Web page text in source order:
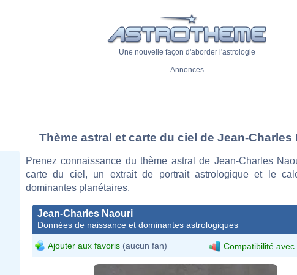
Une nouvelle façon d'aborder l'astrologie
Annonces
Thème astral et carte du ciel de Jean-Charles
Prenez connaissance du thème astral de Jean-Charles
carte du ciel, un extrait de portrait astrologique et le
dominantes planétaires.
Jean-Charles Naouri
Données de naissance et dominantes astrologiques
Ajouter aux favoris (aucun fan) Compatibilité avec